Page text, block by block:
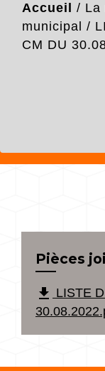
Accueil / La
municipal /
CM DU
Pièces
file_download LISTE